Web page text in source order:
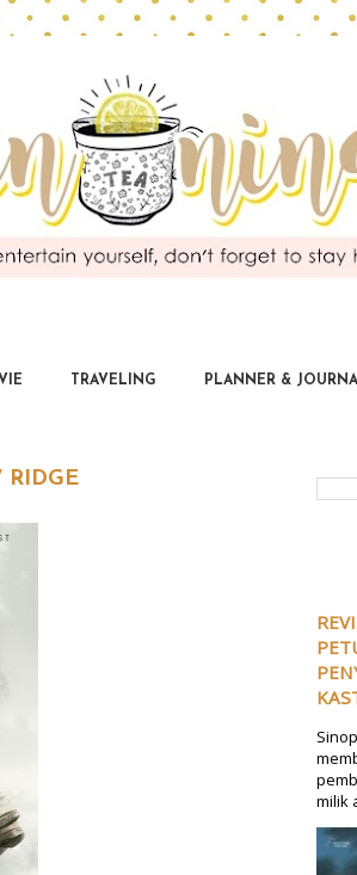
for being entertained
TRAVELING PLANNER &
RIDGE
milik